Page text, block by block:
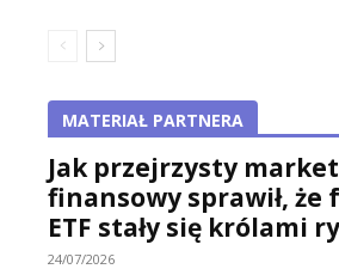
MATERIAŁ PARTNERA
Jak przejrzysty
finansowy sprawił, że
ETF stały się królami
24/07/2026